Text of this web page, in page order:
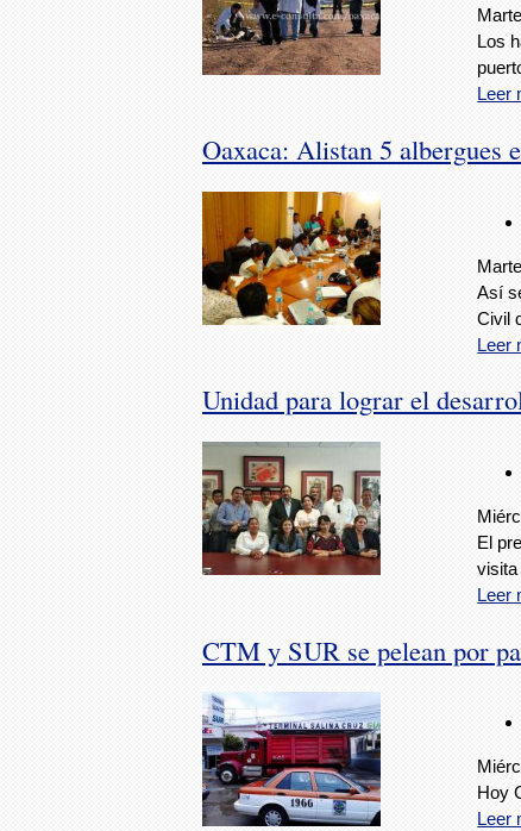
Los
Leer
Oaxaca: Alistan 5 albergues
Así
Civil
Leer
Unidad para lograr el
El
visita
Leer
CTM y SUR se pelean por
Hoy
Leer